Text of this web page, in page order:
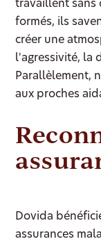
travaillent sans
formés, ils
créer une
l'agressivité, la
Parallèlement,
aux proches
Dovida
assurances